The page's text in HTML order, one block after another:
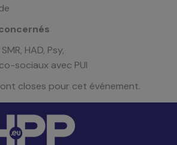
HAD, Psy,
sociaux avec PUI
closes pour cet événement.